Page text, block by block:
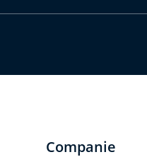
Companie